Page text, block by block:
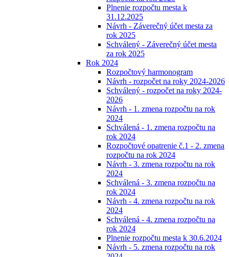
Plnenie rozpočtu mesta k
31.12.2025
Návrh - Záverečný účet mesta za
rok 2025
Schválený - Záverečný účet mesta
za rok 2025
Rok 2024
Rozpočtový harmonogram
Návrh - rozpočet na roky 2024-2026
Schválený - rozpočet na roky 2024-
2026
Návrh - 1. zmena rozpočtu na rok
2024
Schválená - 1. zmena rozpočtu na
rok 2024
Rozpočtové opatrenie č.1 - 2. zmena
rozpočtu na rok 2024
Návrh - 3. zmena rozpočtu na rok
2024
Schválená - 3. zmena rozpočtu na
rok 2024
Návrh - 4. zmena rozpočtu na rok
2024
Schválená - 4. zmena rozpočtu na
rok 2024
Plnenie rozpočtu mesta k 30.6.2024
Návrh - 5. zmena rozpočtu na rok